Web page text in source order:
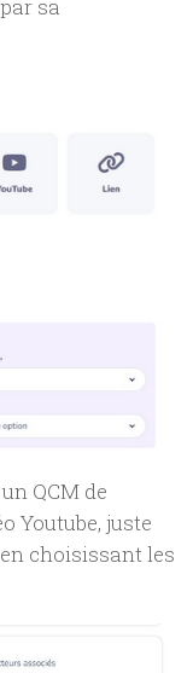
sa
QCM de
Youtube, juste
choisissant les